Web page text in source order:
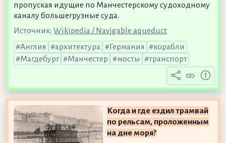
пропуская идущие по Манчестерскому судоходному
каналу большегрузные суда.
Источник: Wikipedia / Navigable aqueduct
Англия
архитектура Германия
корабли
Магдебург
Манчестер мосты транспорт
Когда и где ездил трамвай
по рельсам, проложенным
на дне моря?